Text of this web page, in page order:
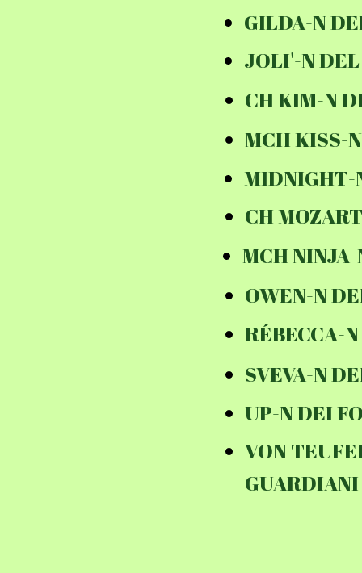
GILDA-N
JOLI'-N
CH KIM-N
MCH KISS-N
MIDNIGHT-
CH
MCH
OWEN-N
RÉBECCA-
SVEVA-N
UP-N DEI
VON
GUARDIANI